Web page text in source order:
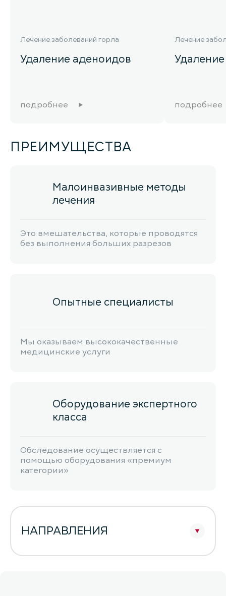
Лечение заболеваний горла
Удаление аденоидов
подробнее
Лечение
подробнее
ПРЕИМУЩЕСТВА
Малоинвазивные методы
лечения
Это вмешательства, которые проводятся
без выполнения больших разрезов
Опытные специалисты
Мы оказываем высококачественные
медицинские услуги
Оборудование экспертного
класса
Обследование осуществляется с
помощью оборудования «премиум
категории»
НАПРАВЛЕНИЯ